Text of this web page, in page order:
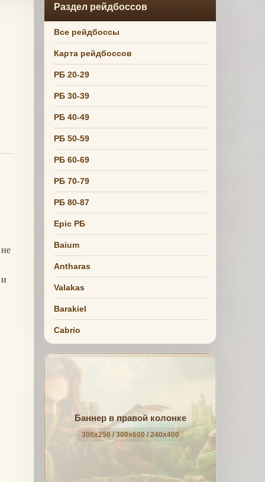
Раздел рейдбоссов
Все рейдбоссы
Карта рейдбоссов
РБ 20-29
РБ 30-39
РБ 40-49
РБ 50-59
РБ 60-69
РБ 70-79
РБ 80-87
Epic РБ
Baium
Antharas
Valakas
Barakiel
Cabrio
Баннер в правой колонке
300x250 / 300x600 / 240x400